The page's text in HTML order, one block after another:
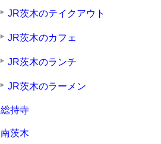
JR茨木のテイクアウト
JR茨木のカフェ
JR茨木のランチ
JR茨木のラーメン
総持寺
南茨木